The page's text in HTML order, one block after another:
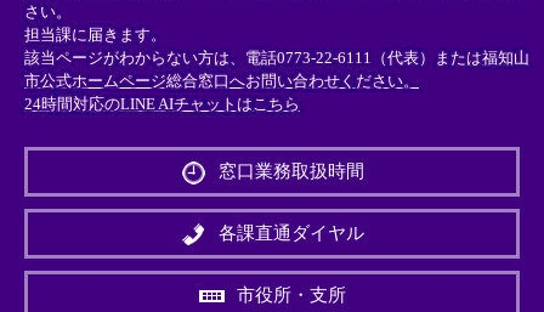
さい。
担当課に届きます。
該当ページがわからない方は、電話0773-22-6111（代表）または福知山
市公式ホームページ総合窓口へお問い合わせください。
24時間対応のLINE AIチャットはこちら
外
リ
ン
＞
窓口業務取扱時間
各課直通ダイヤル
市役所・支所